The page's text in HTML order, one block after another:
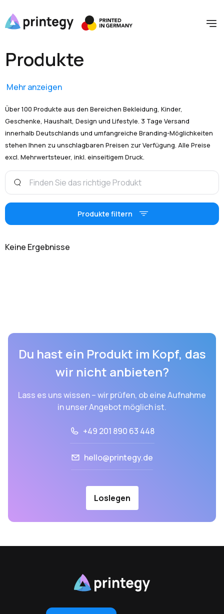
Produkte
Mehr anzeigen
Über 100 Produkte aus den Bereichen Bekleidung, Kinder,
Geschenke, Haushalt, Design und Lifestyle. 3 Tage Versand
innerhalb Deutschlands und umfangreiche Branding-Möglichkeiten
stehen Ihnen zu unschlagbaren Preisen zur Verfügung. Alle Preise
excl. Mehrwertsteuer, inkl. einseitigem Druck.
Produkte filtern
Keine Ergebnisse
Du hast ein Produkt im Kopf, das
wir nicht anbieten?
Lass es uns wissen – wir prüfen, ob eine Aufnahme
in unser Angebot möglich ist.
+49 201 890 63 448
hello@printegy.de
Loslegen